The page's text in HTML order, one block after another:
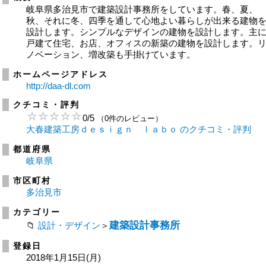
岐阜県多治見市で建築設計事務所をしています。春、夏、
秋、それに冬、四季を通して心地よい暮らしが出来る建物
設計します。シンプルなデザインの建物を設計します。主
戸建て住宅、お店、オフィスの新築の建物を設計します。
ノベーション、増改築も手掛けています。
ホームページアドレス
http://daa-dl.com
クチコミ・評判
0/5 （0件のレビュー）
大春建築工房ｄｅｓｉｇｎ ｌａｂｏ のクチコミ・評判
都道府県
岐阜県
市区町村
多治見市
カテゴリー
設計・デザイン ＞ 建築設計事務所
登録日
2018年1月15日(月)